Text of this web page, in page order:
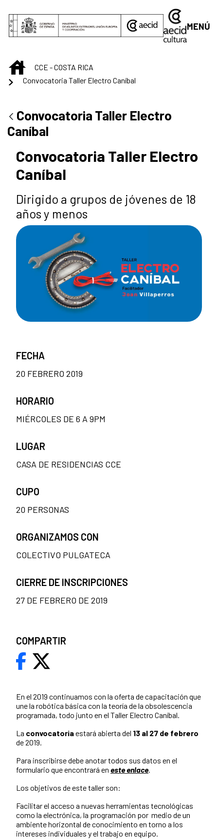
MENÚ
INICIO
CCE - COSTA RICA
Convocatoria Taller Electro Caníbal
Convocatoria Taller Electro
Caníbal
Convocatoria Taller Electro
Caníbal
Dirigido a grupos de jóvenes de 18
años y menos
En el 2019 continuamos con la oferta de capacitación que
une la robótica básica con la teoría de la obsolescencia
programada, todo junto en el Taller Electro Caníbal.
La convocatoriaestará abierta del 13 al 27 de febrero
de 2019.
Para inscribirse debe anotar todos sus datos en el
formulario que encontrará en este enlace.
Los objetivos de este taller son:
Facilitar el acceso a nuevas herramientas tecnológicas
como la electrónica, la programación por medio de un
ambiente horizontal de conocimiento en torno a los
intereses individuales y el trabajo en equipo.
FECHA
20 FEBRERO 2019
HORARIO
MIÉRCOLES DE 6 A 9PM
LUGAR
CASA DE RESIDENCIAS CCE
CUPO
20 PERSONAS
ORGANIZAMOS CON
COLECTIVO PULGATECA
CIERRE DE INSCRIPCIONES
27 DE FEBRERO DE 2019
COMPARTIR